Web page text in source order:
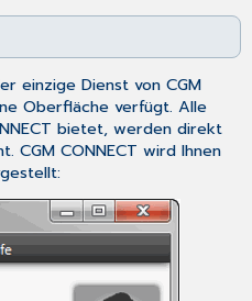
einzige Dienst von CGM
Oberfläche verfügt. Alle
bietet, werden direkt
CGM CONNECT wird Ihnen